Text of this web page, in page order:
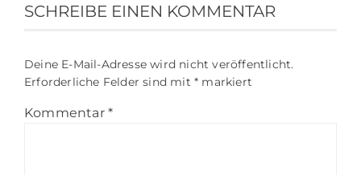
SCHREIBE EINEN KOMMENTAR
Deine E-Mail-Adresse wird nicht veröffentlicht.
Erforderliche Felder sind mit * markiert
Kommentar *